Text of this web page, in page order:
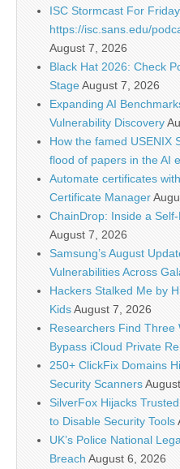
ISC Stormcast For
https://isc.sans.edu/
August 7, 2026
Black Hat 2026: Check
StageAugust 7, 2026
Expanding AI
Vulnerability Discovery
How the famed USENIX
flood of papers in the AI
Automate certificates
Certificate Manager
ChainDrop: Inside a
August 7, 2026
Samsung’s August
Vulnerabilities Across
Hackers Stalked Me by
KidsAugust 7, 2026
Researchers Find Three
Bypass iCloud Private
250+ ClickFix Domains
Security Scanners
SilverFox Hijacks
to Disable Security Tools
UK’s Police National
Breach August 6, 2026